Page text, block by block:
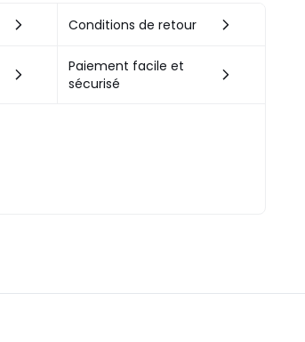
Conditions de retour
Paiement facile et
sécurisé